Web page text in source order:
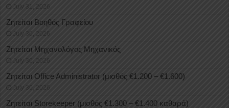
July 31, 2026
Ζητείται Βοηθός Γραφείου
July 30, 2026
Ζητείται Μηχανολόγος Μηχανικός
July 30, 2026
Ζητείται Office Administrator (μισθός €1.200 – €1.600)
July 30, 2026
Ζητείται Storekeeper (μισθός €1.300 – €1.400 καθαρά)